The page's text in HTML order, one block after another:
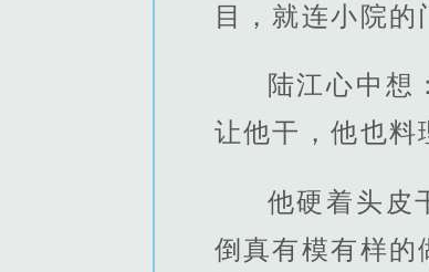
目，就连小院的
陆江心中想
让他干，他也料
他硬着头皮
倒真有模有样的